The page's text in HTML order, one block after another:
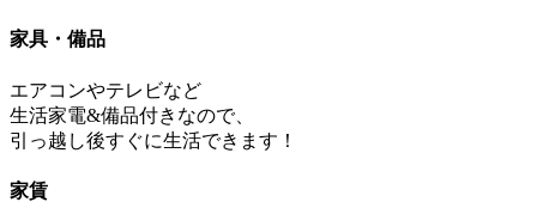
家具・備品
エアコンやテレビなど
生活家電&備品付きなので、
引っ越し後すぐに生活できます！
家賃